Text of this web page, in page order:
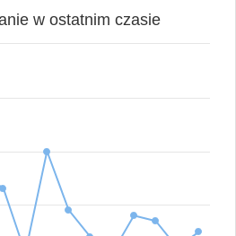
w ostatnim czasie